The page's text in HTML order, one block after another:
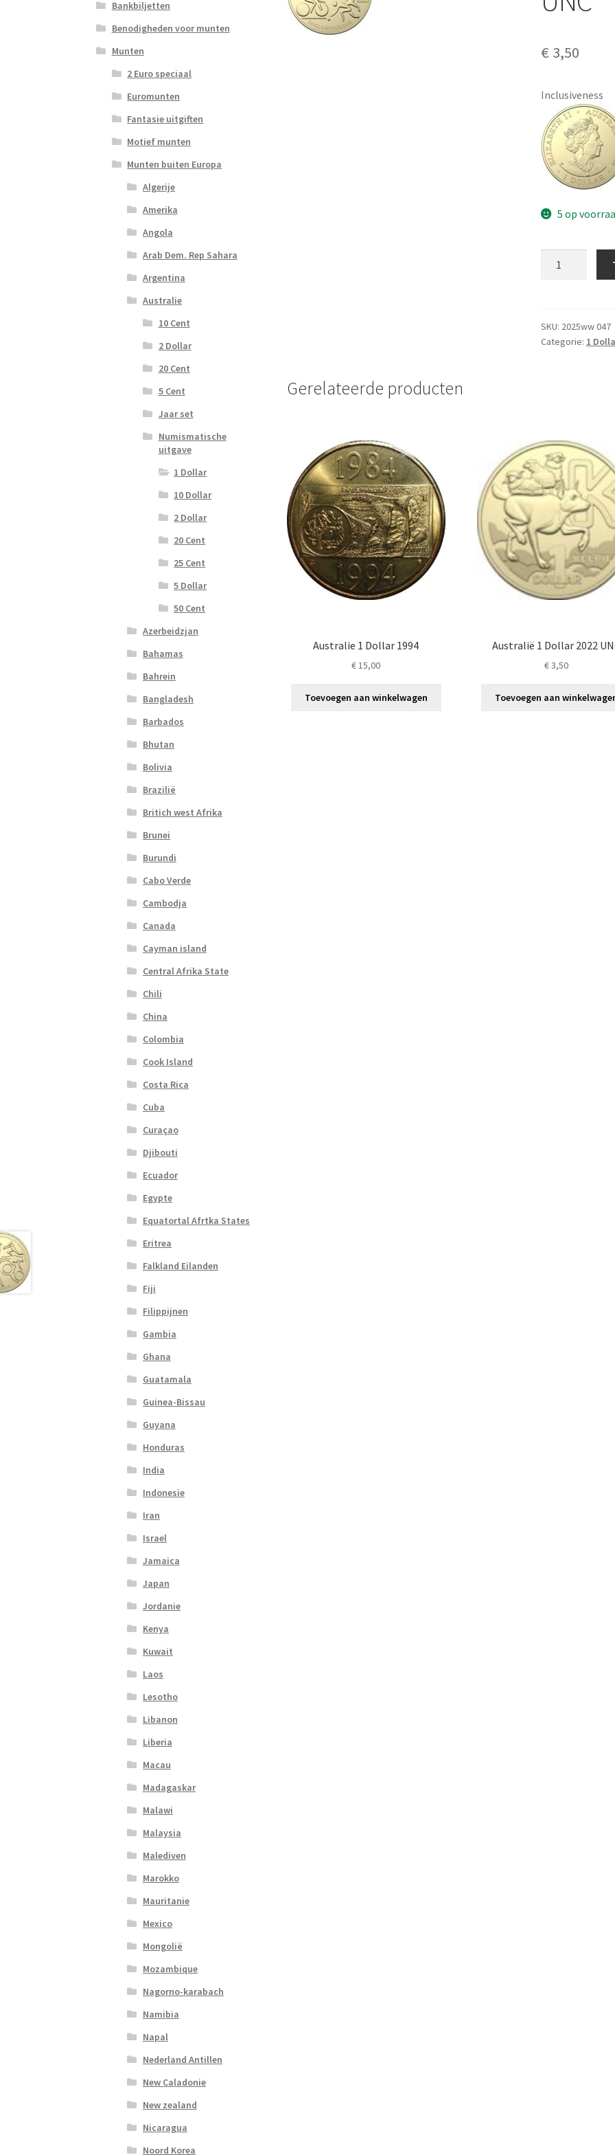
€ 3,50
Inclusiveness
5 op
UNC
aantal
SKU: 2025ww 047
Categorie: 1
Gerelateerde producten
Australie 1 Dollar 1994
€15,00
Toevoegen aan winkelwagen
Australië 1 Dollar 2022
€3,50
Toevoegen aan
Bankbiljetten
Benodigheden voor munten
Munten
2 Euro speciaal
Euromunten
Fantasie uitgiften
Motief munten
Munten buiten Europa
Algerije
Amerika
Angola
Arab Dem. Rep Sahara
Argentina
Australie
10 Cent
2 Dollar
20 Cent
5 Cent
Jaar set
Numismatische
uitgave
1 Dollar
10 Dollar
2 Dollar
20 Cent
25 Cent
5 Dollar
50 Cent
Azerbeidzjan
Bahamas
Bahrein
Bangladesh
Barbados
Bhutan
Bolivia
Brazilië
Britich west Afrika
Brunei
Burundi
Cabo Verde
Cambodja
Canada
Cayman island
Central Afrika State
Chili
China
Colombia
Cook Island
Costa Rica
Cuba
Curaçao
Djibouti
Ecuador
Egypte
Equatortal Afrtka States
Eritrea
Falkland Eilanden
Fiji
Filippijnen
Gambia
Ghana
Guatamala
Guinea-Bissau
Guyana
Honduras
India
Indonesie
Iran
Israel
Jamaica
Japan
Jordanie
Kenya
Kuwait
Laos
Lesotho
Libanon
Liberia
Macau
Madagaskar
Malawi
Malaysia
Malediven
Marokko
Mauritanie
Mexico
Mongolië
Mozambique
Nagorno-karabach
Namibia
Napal
Nederland Antillen
New Caladonie
New zealand
Nicaragua
Noord Korea